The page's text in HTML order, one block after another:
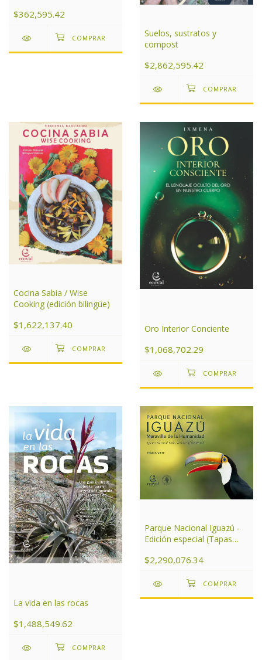
$362,595.42
Suelos, sustratos y
compost
$2,862,595.42
Cocina Sabia / Wise
Cooking (edición bilingüe)
$1,622,137.40 Oro Interior Conciente
$1,068,702.29
La vida en las rocas
$1,488,549.62
Parque Nacional Iguazú -
Edición especial (Tapas
$2,290,076.34